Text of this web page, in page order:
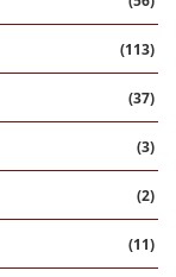
(113)
(37)
(3)
(2)
(11)